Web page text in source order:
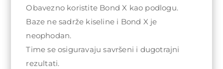
Obavezno koristite Bond X kao podlogu.
Baze ne sadrže kiseline i Bond X je
neophodan.
Time se osiguravaju savršeni i dugotrajni
rezultati.